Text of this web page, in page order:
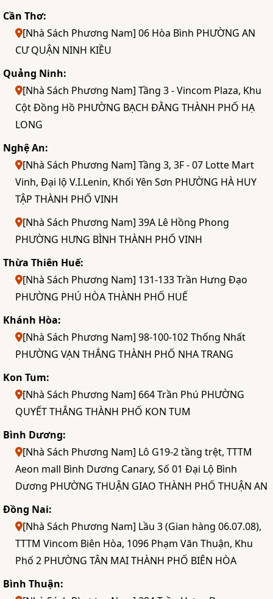
Cần Thơ:
[Nhà Sách Phương Nam] 06 Hòa Bình PHƯỜNG AN
CƯ QUẬN NINH KIỀU
Quảng Ninh:
[Nhà Sách Phương Nam] Tầng 3 - Vincom Plaza, Khu
Cột Đồng Hồ PHƯỜNG BẠCH ĐẰNG THÀNH PHỐ HẠ
LONG
Nghệ An:
[Nhà Sách Phương Nam] Tầng 3, 3F - 07 Lotte Mart
Vinh, Đại lộ V.I.Lenin, Khối Yên Sơn PHƯỜNG HÀ HUY
TẬP THÀNH PHỐ VINH
[Nhà Sách Phương Nam] 39A Lê Hồng Phong
PHƯỜNG HƯNG BÌNH THÀNH PHỐ VINH
Thừa Thiên Huế:
[Nhà Sách Phương Nam] 131-133 Trần Hưng Đạo
PHƯỜNG PHÚ HÒA THÀNH PHỐ HUẾ
Khánh Hòa:
[Nhà Sách Phương Nam] 98-100-102 Thống Nhất
PHƯỜNG VẠN THẮNG THÀNH PHỐ NHA TRANG
Kon Tum:
[Nhà Sách Phương Nam] 664 Trần Phú PHƯỜNG
QUYẾT THẮNG THÀNH PHỐ KON TUM
Bình Dương:
[Nhà Sách Phương Nam] Lô G19-2 tầng trệt, TTTM
Aeon mall Bình Dương Canary, Số 01 Đại Lộ Bình
Dương PHƯỜNG THUẬN GIAO THÀNH PHỐ THUẬN AN
Đồng Nai:
[Nhà Sách Phương Nam] Lầu 3 (Gian hàng 06.07.08),
TTTM Vincom Biên Hòa, 1096 Phạm Văn Thuận, Khu
Phố 2 PHƯỜNG TÂN MAI THÀNH PHỐ BIÊN HÒA
Bình Thuận: